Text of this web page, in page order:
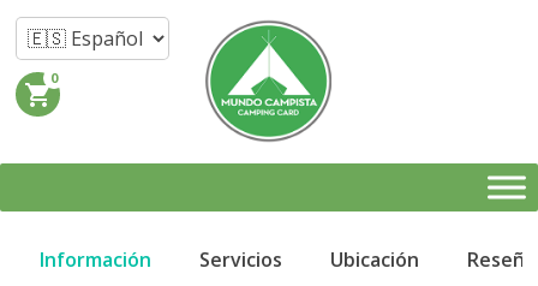
shopping_cart
0
Información Servicios Ubicación